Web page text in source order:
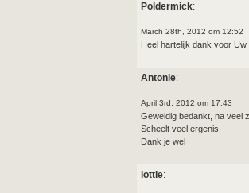
Poldermick:
March 28th, 2012 om 12:52
Heel hartelijk dank voor
Antonie:
April 3rd, 2012 om 17:43
Geweldig bedankt, na veel
Scheelt veel ergenis.
Dank je wel
lottie: